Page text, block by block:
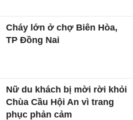
Cháy lớn ở chợ Biên Hòa,
TP Đồng Nai
Nữ du khách bị mời rời khỏi
Chùa Cầu Hội An vì trang
phục phản cảm